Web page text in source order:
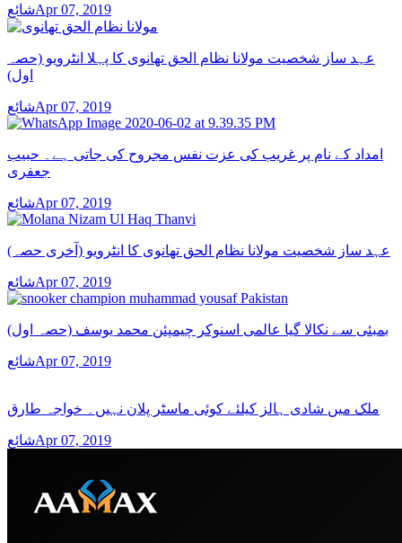
شائعApr 07, 2019
عہد ساز شخصیت مولانا نظام الحق تھانوی کا پہلا انٹرویو (حصہ
اول)
شائعApr 07, 2019
امداد کے نام پر غریب کی عزت نفس مجروح کی جاتی ہے۔ حبیب
جعفری
شائعApr 07, 2019
عہد ساز شخصیت مولانا نظام الحق تھانوی کا انٹرویو (آخری حصہ)
شائعApr 07, 2019
بمبئی سے نکالا گیا عالمی اسنوکر چیمپئن محمد یوسف (حصہ اول)
شائعApr 07, 2019
ملک میں شادی ہالز کیلئے کوئی ماسٹر پلان نہیں۔ خواجہ طارق
شائعApr 07, 2019